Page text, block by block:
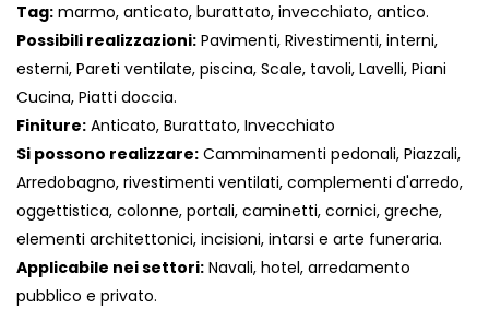
Tag: marmo, anticato, burattato, invecchiato, antico.
Possibili realizzazioni: Pavimenti, Rivestimenti, interni,
esterni, Pareti ventilate, piscina, Scale, tavoli, Lavelli, Piani
Cucina, Piatti doccia.
Finiture: Anticato, Burattato, Invecchiato
Si possono realizzare: Camminamenti pedonali, Piazzali,
Arredobagno, rivestimenti ventilati, complementi d'arredo,
oggettistica, colonne, portali, caminetti, cornici, greche,
elementi architettonici, incisioni, intarsi e arte funeraria.
Applicabile nei settori: Navali, hotel, arredamento
pubblico e privato.